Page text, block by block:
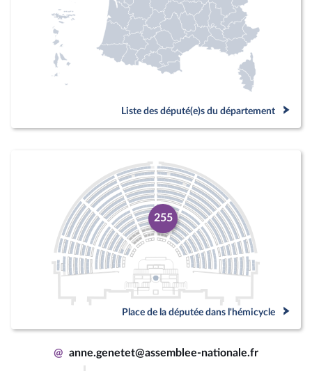
Liste des député(e)s du département
255
Place de la députée dans l'hémicycle
@ anne.genetet@assemblee-nationale.fr